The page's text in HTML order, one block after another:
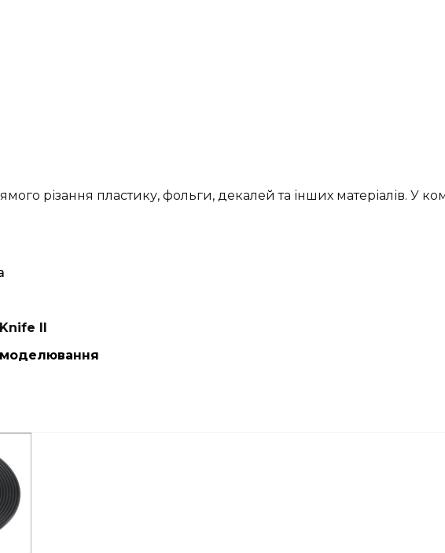
різання пластику, фольги, декалей та інших матеріалів. У
II
моделювання